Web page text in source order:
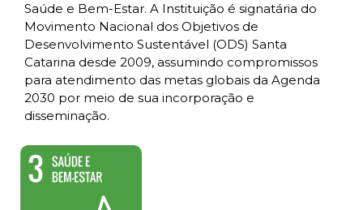
Saúde e Bem-Estar. A Instituição é signatária do
Movimento Nacional dos Objetivos de
Desenvolvimento Sustentável (ODS) Santa
Catarina desde 2009, assumindo compromissos
para atendimento das metas globais da Agenda
2030 por meio de sua incorporação e
disseminação.